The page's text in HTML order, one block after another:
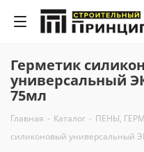
Герметик
универсальный
75мл
Главная - Каталог - ПЕНЫ,
силиконовый универсальный